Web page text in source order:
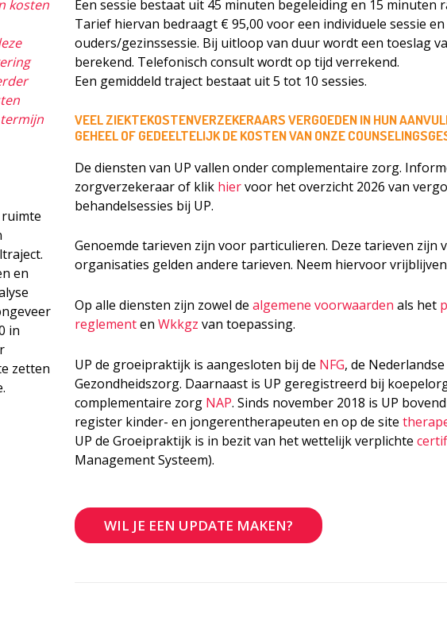
kosten
en
in
zetten
Een sessie bestaat uit 45 minuten begeleiding en 15 minuten
Tarief hiervan bedraagt € 95,00 voor een individuele sessie
ouders/gezinssessie. Bij uitloop van duur wordt een toeslag
berekend. Telefonisch consult wordt op tijd verrekend.
Een gemiddeld traject bestaat uit 5 tot 10 sessies.
VEEL ZIEKTEKOSTENVERZEKERAARS VERGOEDEN IN HUN
GEHEEL OF GEDEELTELIJK DE KOSTEN VAN ONZE
De diensten van UP vallen onder complementaire zorg.
zorgverzekeraar of klik hiervoor het overzicht 2026 van
behandelsessies bij UP.
Genoemde tarieven zijn voor particulieren. Deze tarieven zijn
organisaties gelden andere tarieven. Neem hiervoor
Op alle diensten zijn zowel dealgemene voorwaarden als het
reglementenWkkgz van toepassing.
UP de groeipraktijk is aangesloten bij de NFG, de
Gezondheidszorg. Daarnaast is UP geregistreerd bij
complementaire zorg NAP. Sinds november 2018 is UP
register kinder- en jongerentherapeuten en op de site
UP de Groeipraktijk is in bezit van het wettelijk verplichte
Management Systeem).
WIL JE EEN UPDATE MAKEN?